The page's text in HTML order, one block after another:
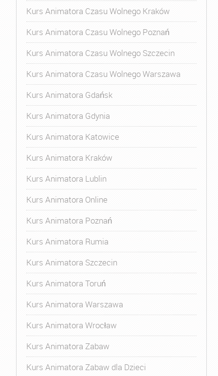
Kurs Animatora Czasu Wolnego Kraków
Kurs Animatora Czasu Wolnego Poznań
Kurs Animatora Czasu Wolnego Szczecin
Kurs Animatora Czasu Wolnego Warszawa
Kurs Animatora Gdańsk
Kurs Animatora Gdynia
Kurs Animatora Katowice
Kurs Animatora Kraków
Kurs Animatora Lublin
Kurs Animatora Online
Kurs Animatora Poznań
Kurs Animatora Rumia
Kurs Animatora Szczecin
Kurs Animatora Toruń
Kurs Animatora Warszawa
Kurs Animatora Wrocław
Kurs Animatora Zabaw
Kurs Animatora Zabaw dla Dzieci